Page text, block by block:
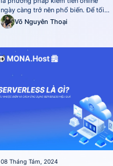
ngày càng trở nên phổ biến. Để tối
ưu hóa hiệu quả và đảm bảo sự ổn
định trong quá trình kiếm tiền, người
cho MMO là một giải pháp hiệu quả,
giúp...
Võ Nguyên Thoại
08 Tháng Tám, 2024